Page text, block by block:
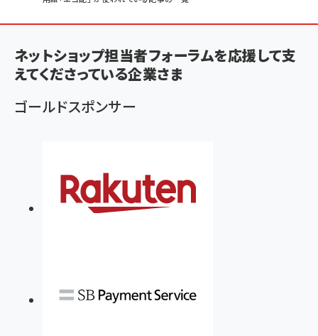
ン
く
ず
ネットショップ担当者フォーラムを応援して支
えてくださっている企業さま
ゴールドスポンサー